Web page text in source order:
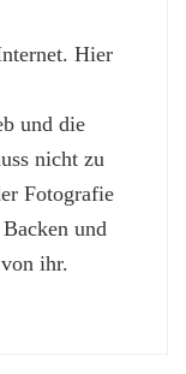
Hier
und die
nicht zu
Fotografie
und
ihr.